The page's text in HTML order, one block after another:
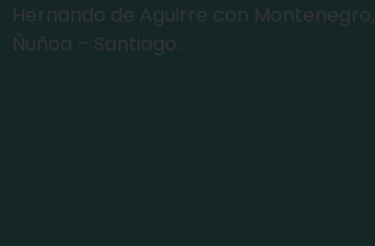
Hernando de Aguirre con Montenegro,
Ñuñoa – Santiago.